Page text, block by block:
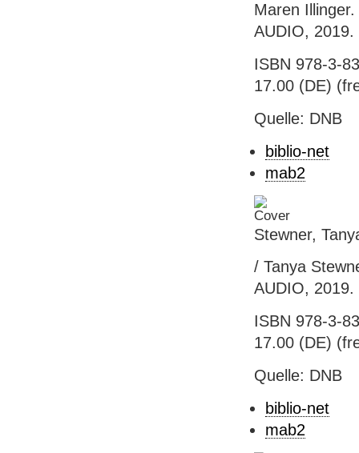
Maren
AUDIO,
ISBN 978-3-
17.00 (DE)
Quelle: DNB
biblio-net
mab2
Stewner,
/ Tanya
AUDIO, 2019.
ISBN 978-3-
17.00 (DE)
Quelle: DNB
biblio-net
mab2